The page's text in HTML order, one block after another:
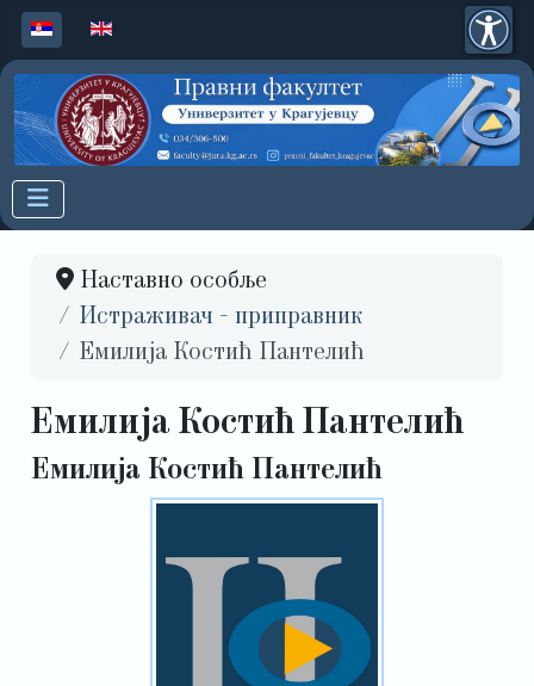
Изаберите ваш језик
Наставно особље
Истраживач - приправник
Емилија Костић Пантелић
Емилија Костић Пантелић
Емилија Костић Пантелић